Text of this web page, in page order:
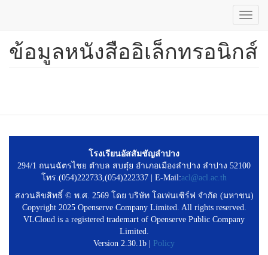
ข้าม
ข้อมูลหนังสืออิเล็กทรอนิกส์
โรงเรียนอัสสัมชัญลำปาง
294/1 ถนนฉัตรไชย ตำบล สบตุ๋ย อำเภอเมืองลำปาง ลำปาง 52100
โทร.(054)222733,(054)222337 | E-Mail:acl@acl.ac.th
สงวนลิขสิทธิ์ © พ.ศ. 2569 โดย บริษัท โอเพ่นเซิร์ฟ จำกัด (มหาชน)
Copyright 2025 Openserve Company Limited. All rights reserved.
VLCloud is a registered trademart of Openserve Public Company
Limited.
Version 2.30.1b |
Policy